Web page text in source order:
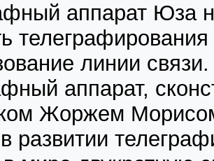
аппарат Юза
линии
аппарат,
Жоржем
развитии